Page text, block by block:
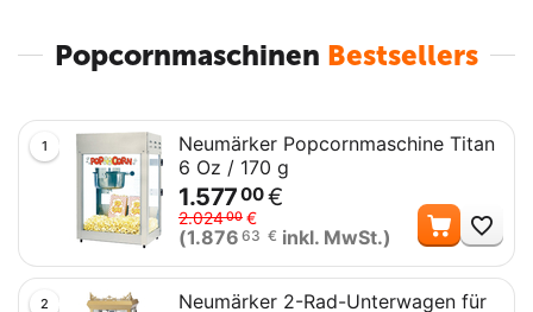
Popcornmaschinen Bestsellers
1
Neumärker Popcornmaschine Titan
6 Oz / 170 g
1.57700 €
2.02400 €
(1.876 63 € inkl. MwSt.)
2
Neumärker 2-Rad-Unterwagen für